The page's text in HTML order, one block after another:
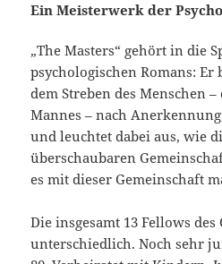
Ein Meisterwerk der
„The Masters“ gehört in die
psychologischen Romans:
dem Streben des Menschen
Mannes – nach
und leuchtet dabei aus, wie
überschaubaren
es mit dieser Gemeinschaft
Die insgesamt 13 Fellows
unterschiedlich. Noch sehr